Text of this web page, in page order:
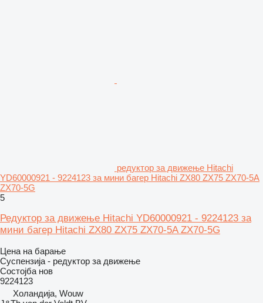
редуктор за движење Hitachi
YD60000921 - 9224123 за мини багер Hitachi ZX80 ZX75 ZX70-5A
ZX70-5G
5
Редуктор за движење Hitachi YD60000921 - 9224123 за
мини багер Hitachi ZX80 ZX75 ZX70-5A ZX70-5G
Цена на барање
Суспензија - редуктор за движење
Состојба нов
9224123
Холандија, Wouw